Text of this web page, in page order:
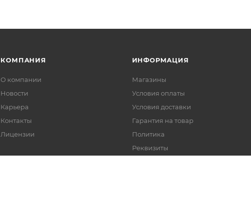
КОМПАНИЯ
О компании
Новости
Карьера
Контакты
Лицензии
ИНФОРМАЦИЯ
Магазины
Условия оплаты
Условия доставки
Гарантия на товар
Политика
Реквизиты